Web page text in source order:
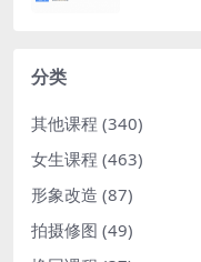
分类
其他课程 (340)
女生课程 (463)
形象改造 (87)
拍摄修图 (49)